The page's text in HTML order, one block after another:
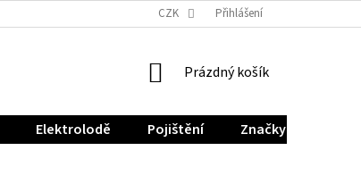
CZK Přihlášení
NÁKUPNÍ
Prázdný košík
Elektrolodě Pojištění Značky